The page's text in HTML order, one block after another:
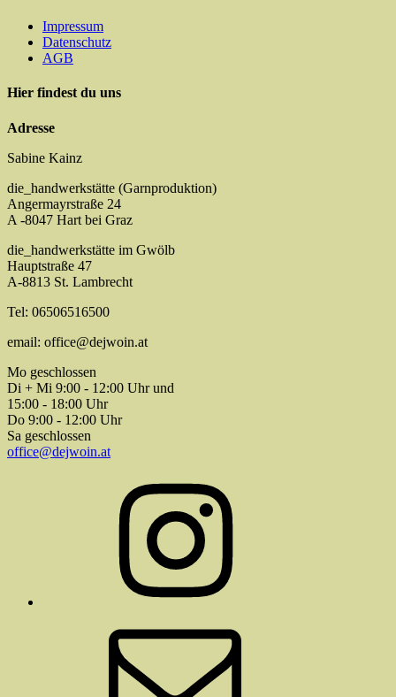
Impressum
Datenschutz
AGB
Hier findest du uns
Adresse
Sabine Kainz
die_handwerkstätte (Garnproduktion)
Angermayrstraße 24
A -8047 Hart bei Graz
die_handwerkstätte im Gwölb
Hauptstraße 47
A-8813 St. Lambrecht
Tel: 06506516500
email: office@dejwoin.at
Mo geschlossen
Di + Mi 9:00 - 12:00 Uhr und
15:00 - 18:00 Uhr
Do 9:00 - 12:00 Uhr
Sa geschlossen
office@dejwoin.at